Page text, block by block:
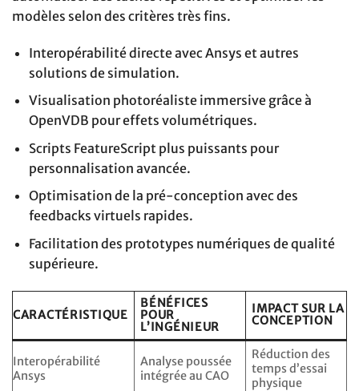
modèles selon des critères très fins.
Interopérabilité directe avec Ansys et autres
solutions de simulation.
Visualisation photoréaliste immersive grâce à
OpenVDB pour effets volumétriques.
Scripts FeatureScript plus puissants pour
personnalisation avancée.
Optimisation de la pré-conception avec des
feedbacks virtuels rapides.
Facilitation des prototypes numériques de qualité
supérieure.
CARACTÉRISTIQUE
BÉNÉFICES
POUR
L’INGÉNIEUR
IMPACT SUR LA
CONCEPTION
Interopérabilité
Ansys
Analyse poussée
intégrée au CAO
Réduction des
temps d’essai
physique